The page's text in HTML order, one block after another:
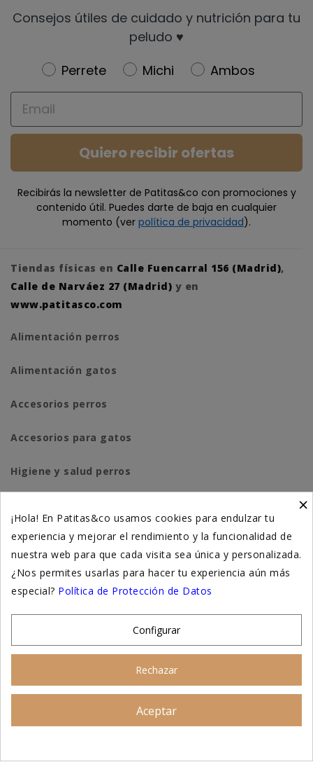
Consejos útiles de cuidado y nutrición para tu
peludo ♥️
Newsletter
Perrete Michi
Ambos
Email
Quiero recibir ofertas
Recibirás la newsletter de Patitas&co con promociones y
contenido útil. Puedes darte de baja en cualquier
momento (ver política de privacidad).
Tiendas físicas en Calle Fuencarral 156 (Madrid),
Calle de Narváez 27 (Madrid) y en
www.patitasco.com
Alimentación perros
Alimentación gatos
Accesorios perros
Accesorios para gatos
Higiene y salud perros
Suplementación natural
Otros
×
¡Hola! En Patitas&co usamos cookies para endulzar tu
experiencia y mejorar el rendimiento y la funcionalidad de
nuestra web para que cada visita sea única y personalizada.
¿Nos permites usarlas para hacer tu experiencia aún más
especial? Política de Protección de Datos
Configurar
Rechazar
Aceptar